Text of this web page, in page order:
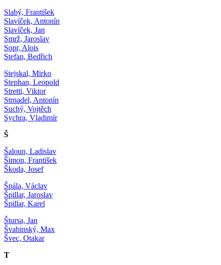
Slabý, František
Slavíček, Antonín
Slavíček, Jan
Smrž, Jaroslav
Sopr, Alois
Stefan, Bedřich
Stejskal, Mirko
Stephan, Leopold
Stretti, Viktor
Strnadel, Antonín
Suchý, Vojtěch
Sychra, Vladimír
Š
Šaloun, Ladislav
Šimon, František
Škoda, Josef
Špála, Václav
Špillar, Jaroslav
Špillar, Karel
Štursa, Jan
Švabinský, Max
Švec, Otakar
T